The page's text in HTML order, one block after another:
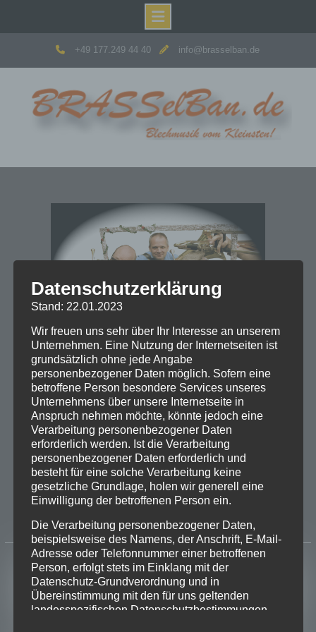
+49 177.249 44 40 info@brasselban.de
Unterhaltung für jung und alt!
Teilen mit:
Facebook X
Gefällt mir:
Beiträge
Datenschutzerklärung
Stand: 22.01.2023
Wir freuen uns sehr über Ihr Interesse an unserem
Unternehmen. Eine Nutzung der Internetseiten ist
grundsätzlich ohne jede Angabe
personenbezogener Daten möglich. Sofern eine
betroffene Person besondere Services unseres
Unternehmens über unsere Internetseite in
Anspruch nehmen möchte, könnte jedoch eine
Verarbeitung personenbezogener Daten
erforderlich werden. Ist die Verarbeitung
personenbezogener Daten erforderlich und
besteht für eine solche Verarbeitung keine
gesetzliche Grundlage, holen wir generell eine
Einwilligung der betroffenen Person ein.
Die Verarbeitung personenbezogener Daten,
beispielsweise des Namens, der Anschrift, E-Mail-
Adresse oder Telefonnummer einer betroffenen
Person, erfolgt stets im Einklang mit der
Datenschutz-Grundverordnung und in
Übereinstimmung mit den für uns geltenden
landesspezifischen Datenschutzbestimmungen.